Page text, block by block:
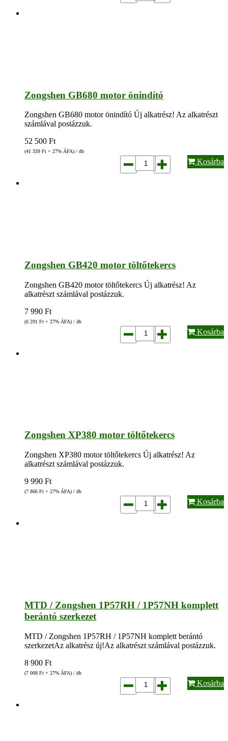
Zongshen GB680 motor önindító
Zongshen GB680 motor önindító Új alkatrész! Az alkatrészt
számlával postázzuk.
52 500 Ft
(41 339 Ft + 27% ÁFA) / db
Kosárba
Zongshen GB420 motor töltőtekercs
Zongshen GB420 motor töltőtekercs Új alkatrész! Az
alkatrészt számlával postázzuk.
7 990 Ft
(6 291 Ft + 27% ÁFA) / db
Kosárba
Zongshen XP380 motor töltőtekercs
Zongshen XP380 motor töltőtekercs Új alkatrész! Az
alkatrészt számlával postázzuk.
9 990 Ft
(7 866 Ft + 27% ÁFA) / db
Kosárba
MTD / Zongshen 1P57RH / 1P57NH komplett
berántó szerkezet
MTD / Zongshen 1P57RH / 1P57NH komplett berántó
szerkezetAz alkatrész új!Az alkatrészt számlával postázzuk.
8 900 Ft
(7 008 Ft + 27% ÁFA) / db
Kosárba